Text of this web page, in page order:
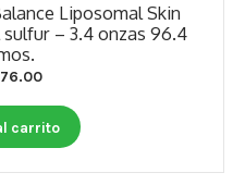
Liposomal Skin
– 3.4 onzas 96.4
carrito